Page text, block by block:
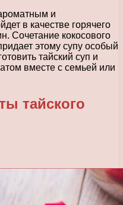
и
в качестве горячего
Сочетание кокосового
этому супу особый
тайский суп и
вместе с семьей или
тайского